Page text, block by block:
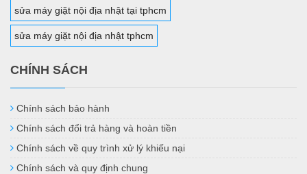
sửa máy giặt nội địa nhật tại tphcm
sửa máy giặt nội địa nhật tphcm
CHÍNH SÁCH
Chính sách bảo hành
Chính sách đổi trả hàng và hoàn tiền
Chính sách về quy trình xử lý khiếu nại
Chính sách và quy định chung